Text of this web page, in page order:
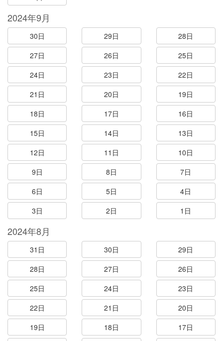
2024年9月
30日 29日
28日
27日
26日
25日
24日
23日
22日
21日
20日
19日
18日
17日
16日
15日
14日
13日
12日
11日
10日
9日
8日
7日
6日
5日
4日
3日
2日 1日
2024年8月
31日 30日
29日
28日
27日
26日
25日
24日
23日
22日
21日
20日
19日
18日
17日